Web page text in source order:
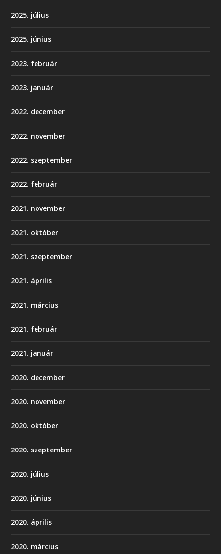
2025. július
2025. június
2023. február
2023. január
2022. december
2022. november
2022. szeptember
2022. február
2021. november
2021. október
2021. szeptember
2021. április
2021. március
2021. február
2021. január
2020. december
2020. november
2020. október
2020. szeptember
2020. július
2020. június
2020. április
2020. március